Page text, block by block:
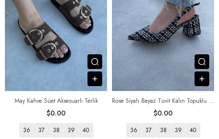
May Kahve Süet Aksesuarlı Terlik
$0.00
В корзину
36 37 38 39 40
Rose Siyah Beyaz Tüvit Kalın Topuklu Ayakkabı
$0.00
В
36 37 38 39 40